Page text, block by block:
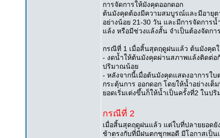
การจัดการให้มังคุดออกดอก
ต้นมังคุดต้องมีความสมบูรณ์และมีอายุต
อย่างน้อย 21-30 วัน และมีการจัดการ
แล้ง หรือมีช่วงแล้งสั้น จำเป็นต้องจัดกา
กรณีที่ 1 เมื่อสิ้นสุดฤดูฝนแล้ว ต้นมังคุด
- งดน้ำให้ต้นมังคุดผ่านสภาพแล้งติดต่อ
ปริมาณน้อย
- หลังจากนี้เมื่อต้นมังคุดแสดงอาการใบ
กระตุ้นการ ออกดอก โดยให้น้ำอย่างเ
ยอดเริ่มเต่งขึ้นก็ให้น้ำเป็นครั้งที่2 ในป
กรณีที่ 2
เมื่อสิ้นสุดฤดูฝนแล้ว แต่ใบที่ปลายยอดยั
ช้าตรงกับที่มีฝนตกชุกพอดี มีโอกาสเป็